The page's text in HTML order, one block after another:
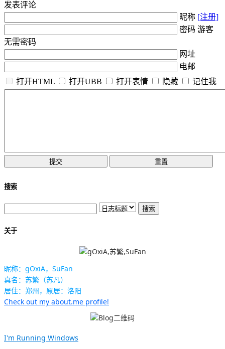
发表评论
昵称 [注册]
密码 游客
无需密码
网址
电邮
打开HTML
打开UBB 打开表情 隐藏 记住我
搜索
关于
昵称：gOxiA，SuFan
真名：苏繁（苏凡）
居住：郑州，原居：洛阳
Check out my about.me profile!
I'm Running Windows